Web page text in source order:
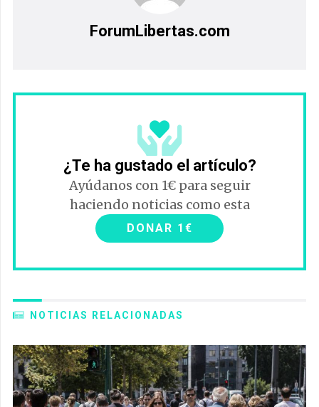
ForumLibertas.com
¿Te ha gustado el artículo?
Ayúdanos con 1€ para seguir
haciendo noticias como esta
DONAR 1€
NOTICIAS RELACIONADAS